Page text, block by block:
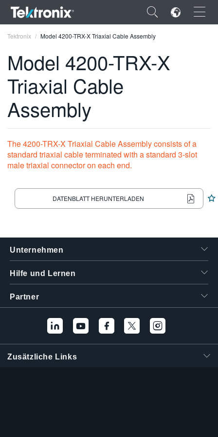
×
ENGLISH
FRANÇAIS
VIỆT NAM
简体中文
日本語
한국어
Tektronix Model 4200-TRX-X Triaxial Cable Assembly
Model 4200-TRX-X
Triaxial Cable
Assembly
The 4200-TRX-X Triaxial Cable Assembly consists of a
standard triaxial cable terminated with a standard 3-slot
male triaxial connector on each end.
DATENBLATT HERUNTERLADEN
Unternehmen
Hilfe und Lernen
Partner
Zusätzliche Links